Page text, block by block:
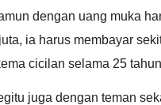
dengan uang muka
ia harus membayar
cicilan selama 25
juga dengan teman